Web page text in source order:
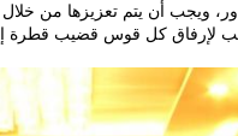
ويجب أن يتم تعزيزها من
لإرفاق كل قوس قضيب قطرة